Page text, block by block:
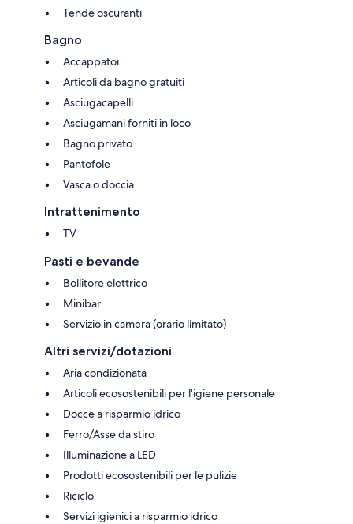
Tende oscuranti
Bagno
Accappatoi
Articoli da bagno gratuiti
Asciugacapelli
Asciugamani forniti in loco
Bagno privato
Pantofole
Vasca o doccia
Intrattenimento
TV
Pasti e bevande
Bollitore elettrico
Minibar
Servizio in camera (orario limitato)
Altri servizi/dotazioni
Aria condizionata
Articoli ecosostenibili per l'igiene personale
Docce a risparmio idrico
Ferro/Asse da stiro
Illuminazione a LED
Prodotti ecosostenibili per le pulizie
Riciclo
Servizi igienici a risparmio idrico